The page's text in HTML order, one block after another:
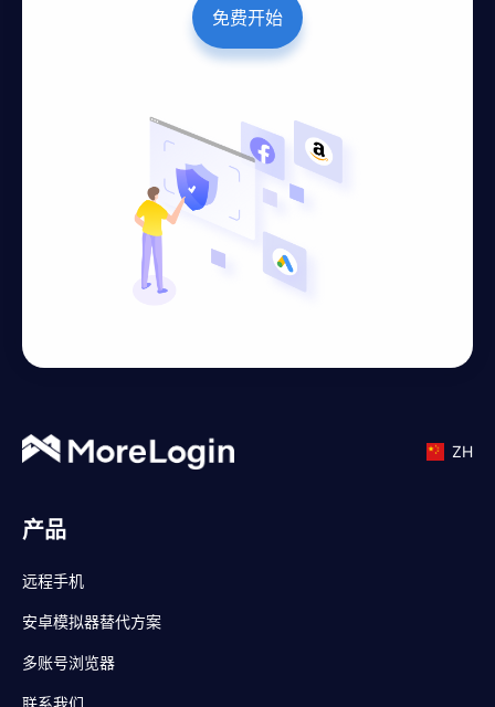
免费开始
ZH
产品
远程手机
安卓模拟器替代方案
多账号浏览器
联系我们